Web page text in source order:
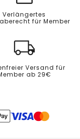
Verlängertes
für Member
Versand für
ab 29€